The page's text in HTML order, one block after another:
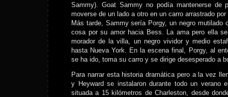
Sammy). Goat Sammy no podía mantenerse de
moverse de un lado a otro en un carro arrastrado por
Más tarde, Sammy sería Porgy, un negro mutilado
cosa por su amor hacia Bess. La ama pero ella
morador de la villa, un negro vividor y medio
hasta Nueva York. En la escena final, Porgy, al
se ha ido, toma su carro y se dirige desesperado a
Para narrar esta historia dramática pero a la vez
y Heyward se instalaron durante todo un verano
situada a 15 kilómetros de Charleston, desde